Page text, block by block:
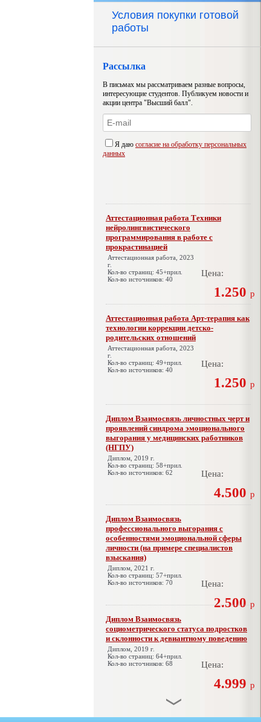
Условия покупки готовой
работы
Рассылка
В письмах мы рассматриваем разные вопросы,
интересующие студентов. Публикуем новости и
акции центра "Высший балл".
Я даю согласие на обработку персональных
данных
Аттестационная работа Техники
нейролингвистического
программирования в работе с
прокрастинацией
Аттестационная работа, 2023
г.
Кол-во страниц: 45+прил.
Кол-во источников: 40
Цена:
1.250 р
Аттестационная работа Арт-терапия как
технологии коррекции детско-
родительских отношений
Аттестационная работа, 2023
г.
Кол-во страниц: 49+прил.
Кол-во источников: 40
Цена:
1.250 р
Диплом Взаимосвязь личностных черт и
проявлений синдрома эмоционального
выгорания у медицинских работников
(НГПУ)
Диплом, 2019 г.
Кол-во страниц: 58+прил.
Кол-во источников: 62
Цена:
4.500 р
Диплом Взаимосвязь
профессионального выгорания с
особенностями эмоциональной сферы
личности (на примере специалистов
взыскания)
Диплом, 2021 г.
Кол-во страниц: 57+прил.
Кол-во источников: 70
Цена:
2.500 р
Диплом Взаимосвязь
социометрического статуса подростков
и склонности к девиантному поведению
Диплом, 2019 г.
Кол-во страниц: 64+прил.
Кол-во источников: 68
Цена:
4.999 р
Диплом Взаимосвязь эмпатии и